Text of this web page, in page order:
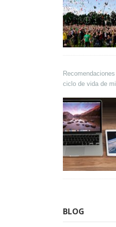
ciclo de vida de
BLOG